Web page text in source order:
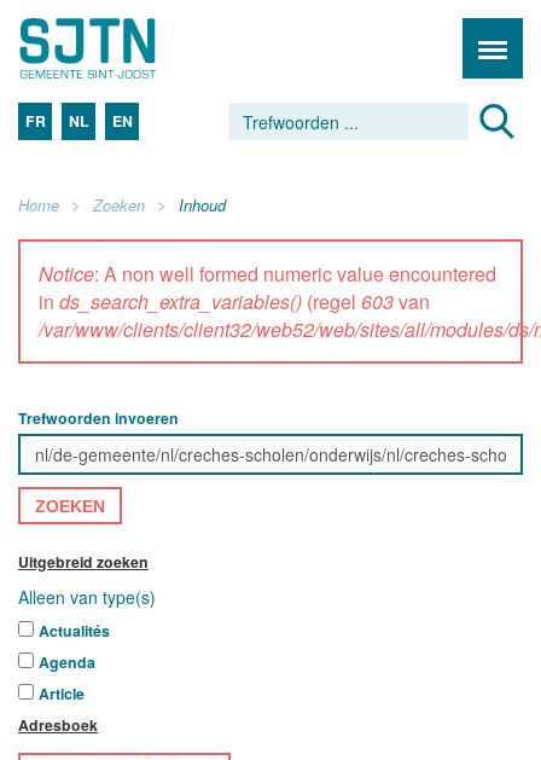
FR NL EN
Home Zoeken Inhoud
Notice: A non well formed numeric value encountered
in ds_search_extra_variables() (regel 603van
/var/www/clients/client32/web52/web/sites/all/modules/
Trefwoorden invoeren
ZOEKEN
Uitgebreid zoeken
Alleen van type(s)
Actualités
Agenda
Article
Adresboek